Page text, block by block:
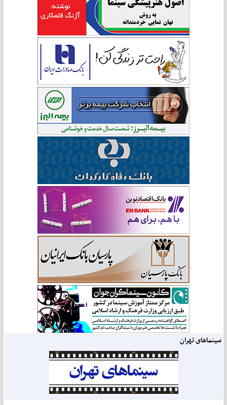
سینماهای تهران